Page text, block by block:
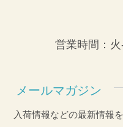
営業時間：火
メールマガジン
入荷情報などの最新情報